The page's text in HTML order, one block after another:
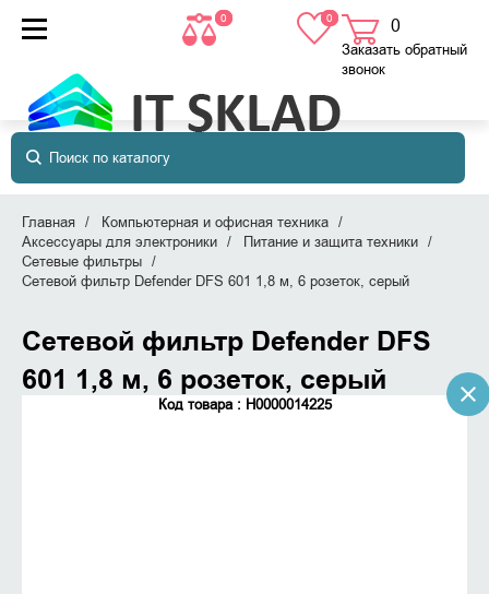
0 0 0
в корзине
Заказать обратный
звонок
Главная
Компьютерная и офисная техника
Аксессуары для электроники
Питание и защита техники
Сетевые фильтры
Сетевой фильтр Defender DFS 601 1,8 м, 6 розеток, серый
Сетевой фильтр Defender DFS
601 1,8 м, 6 розеток, серый
Код товара : Н0000014225